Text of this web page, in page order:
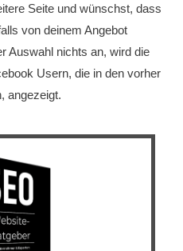
Seite und wünschst, dass
von deinem Angebot
Auswahl nichts an, wird die
Usern, die in den vorher
angezeigt.